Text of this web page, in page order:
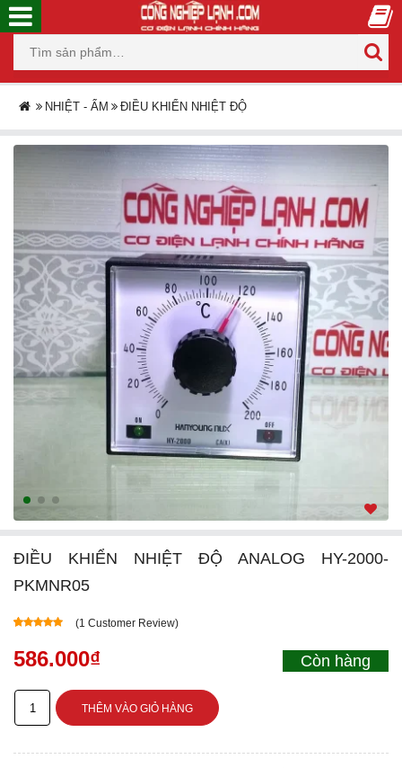
NHIỆT - ẨM ĐIỀU KHIỂN NHIỆT ĐỘ
ĐIỀU KHIỂN NHIỆT ĐỘ ANALOG HY-2000-
PKMNR05
based on
customer
(1 Customer Review)
586.000₫ Còn hàng
Điều
khiển
nhiệt
THÊM VÀO GIỎ HÀNG